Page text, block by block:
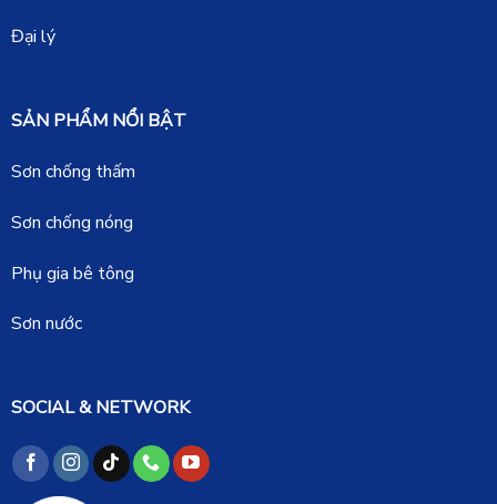
Đại lý
SẢN PHẨM NỔI BẬT
Sơn chống thấm
Sơn chống nóng
Phụ gia bê tông
Sơn nước
SOCIAL & NETWORK